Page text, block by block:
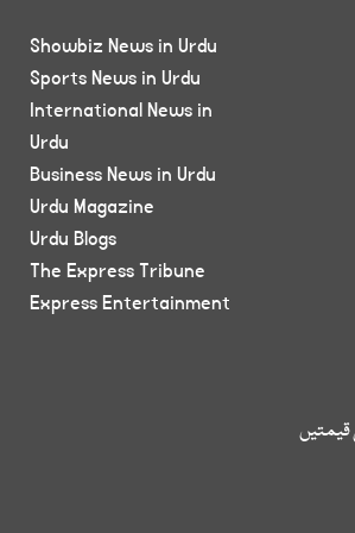
قیمتیں
Showbiz News in Urdu
Sports News in Urdu
International News in
Urdu
Business News in Urdu
Urdu Magazine
Urdu Blogs
The Express Tribune
Express Entertainment